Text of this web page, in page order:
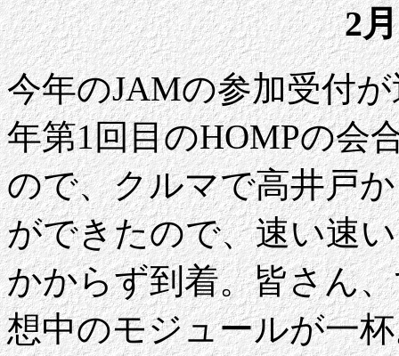
2
今年のJAMの参加受付
年第1回目のHOMPの会
ので、クルマで高井戸
ができたので、速い速
かからず到着。皆さん
想中のモジュールが一